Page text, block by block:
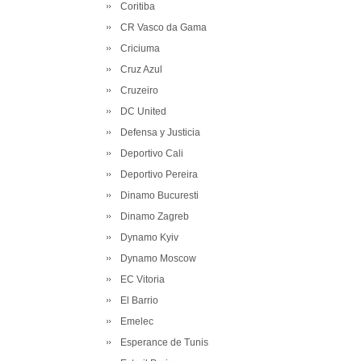
Coritiba
CR Vasco da Gama
Criciuma
Cruz Azul
Cruzeiro
DC United
Defensa y Justicia
Deportivo Cali
Deportivo Pereira
Dinamo Bucuresti
Dinamo Zagreb
Dynamo Kyiv
Dynamo Moscow
EC Vitoria
El Barrio
Emelec
Esperance de Tunis